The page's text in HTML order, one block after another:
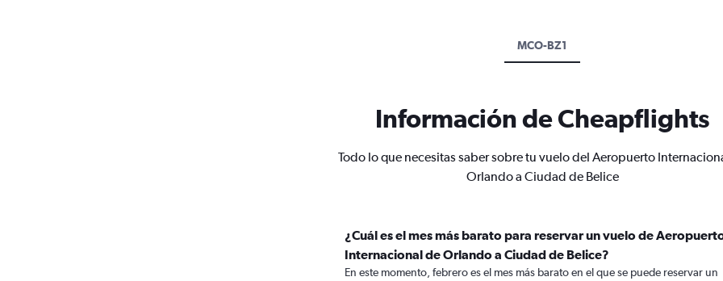
MCO-BZ1
Información de Cheapflights
Todo lo que necesitas saber sobre tu vuelo del Aeropuerto
Orlando a Ciudad de Belice
¿Cuál es el mes más barato para reservar un vuelo de
Internacional de Orlando a Ciudad de Belice?
En este momento, febrero es el mes más barato en el que se puede reservar un